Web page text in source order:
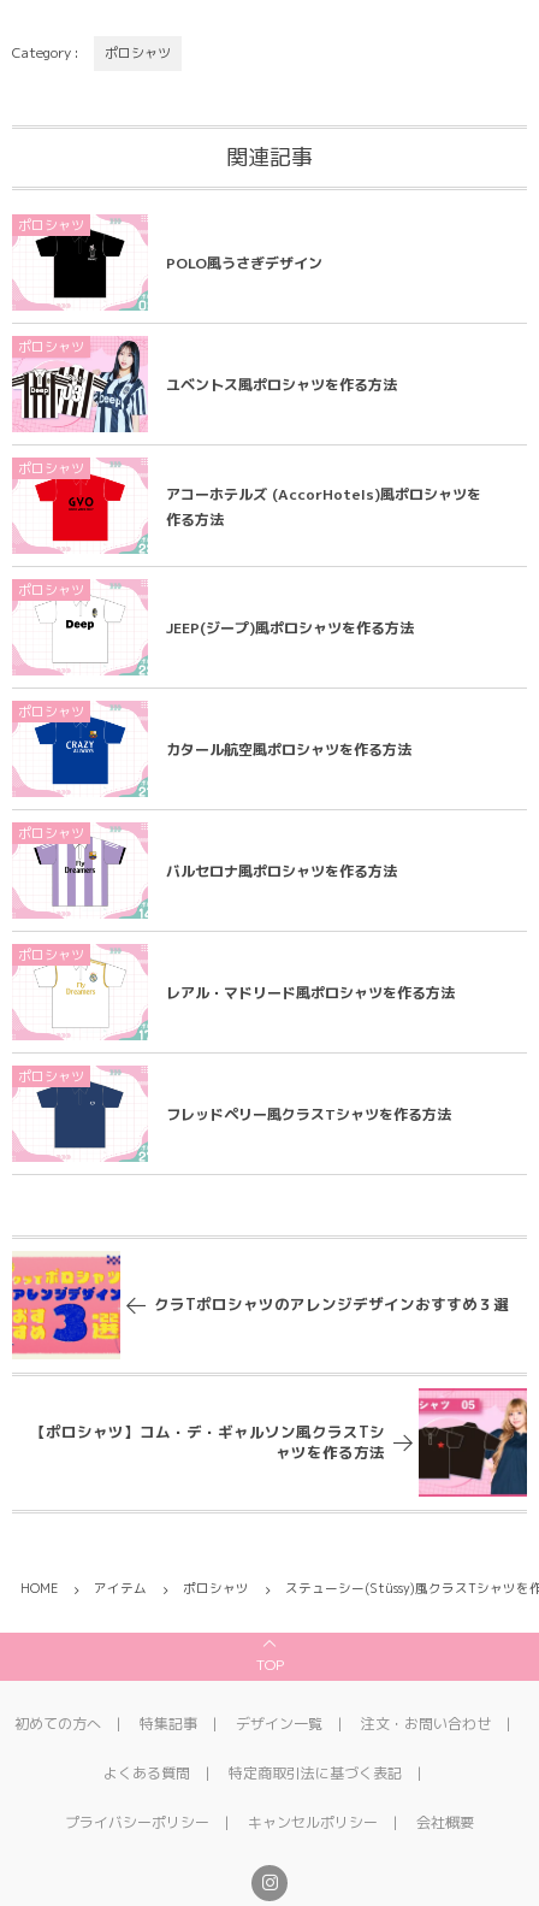
Category : ポロシャツ
関連記事
ポロシャツ
POLO風うさぎデザイン
ポロシャツ
ユベントス風ポロシャツを作る方法
ポロシャツ
アコーホテルズ (AccorHotels)風ポロシャツを
作る方法
ポロシャツ
JEEP(ジープ)風ポロシャツを作る方法
ポロシャツ
カタール航空風ポロシャツを作る方法
ポロシャツ
バルセロナ風ポロシャツを作る方法
ポロシャツ
レアル・マドリード風ポロシャツを作る方法
ポロシャツ
フレッドペリー風クラスTシャツを作る方法
クラTポロシャツのアレンジデザインおすすめ３選
【ポロシャツ】コム・デ・ギャルソン風クラスTシ
ャツを作る方法
HOME アイテム ポロシャツ ステューシー(Stüssy)風クラスTシャツを
TOP
初めての方へ 特集記事 デザイン一覧 注文・お問い合わせ
よくある質問 特定商取引法に基づく表記
プライバシーポリシー キャンセルポリシー 会社概要